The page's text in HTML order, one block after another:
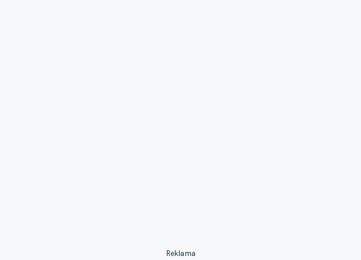
Reklama